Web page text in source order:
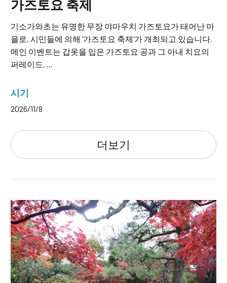
가즈토요 축제
기소가와초는 유명한 무장 야마우치 가즈토요가 태어난 마
을로, 시민들에 의해 '가즈토요 축제'가 개최되고 있습니다.
메인 이벤트는 갑옷을 입은 가즈토요 공과 그 아내 치요의
퍼레이드. ...
시기
2026/11/8
더보기